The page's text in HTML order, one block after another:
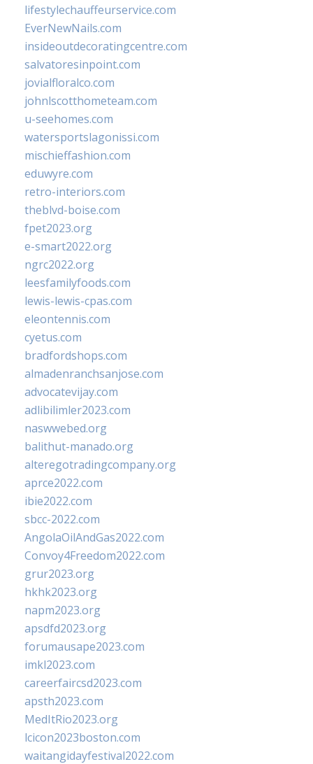
lifestylechauffeurservice.com
EverNewNails.com
insideoutdecoratingcentre.com
salvatoresinpoint.com
jovialfloralco.com
johnlscotthometeam.com
u-seehomes.com
watersportslagonissi.com
mischieffashion.com
eduwyre.com
retro-interiors.com
theblvd-boise.com
fpet2023.org
e-smart2022.org
ngrc2022.org
leesfamilyfoods.com
lewis-lewis-cpas.com
eleontennis.com
cyetus.com
bradfordshops.com
almadenranchsanjose.com
advocatevijay.com
adlibilimler2023.com
naswwebed.org
balithut-manado.org
alteregotradingcompany.org
aprce2022.com
ibie2022.com
sbcc-2022.com
AngolaOilAndGas2022.com
Convoy4Freedom2022.com
grur2023.org
hkhk2023.org
napm2023.org
apsdfd2023.org
forumausape2023.com
imkl2023.com
careerfaircsd2023.com
apsth2023.com
MedItRio2023.org
lcicon2023boston.com
waitangidayfestival2022.com